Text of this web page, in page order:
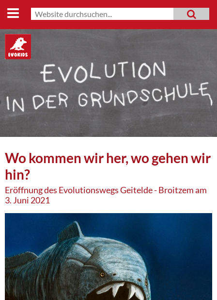
Start
Lehrmaterialien
Evo-Shop
Mitmachen
Datenschutz
Impressum
MENU
Wo kommen wir her, wo gehen wir
hin?
Eröffnung des Evolutionswegs Geitelde - Broitzem am
3. Juni 2021
Seiten
Suchformular
Suche